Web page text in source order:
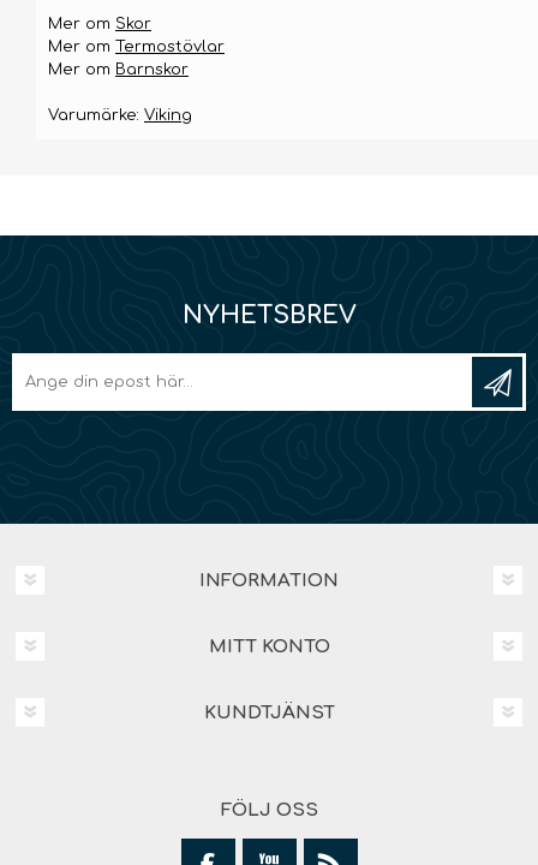
Mer om Skor
Mer om Termostövlar
Mer om Barnskor
Varumärke: Viking
NYHETSBREV
INFORMATION
MITT KONTO
KUNDTJÄNST
FÖLJ OSS